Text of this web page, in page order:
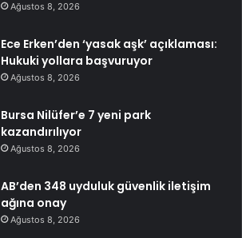
Ağustos 8, 2026
Ece Erken’den ‘yasak aşk’ açıklaması:
Hukuki yollara başvuruyor
Ağustos 8, 2026
Bursa Nilüfer’e 7 yeni park
kazandırılıyor
Ağustos 8, 2026
AB’den 348 uyduluk güvenlik iletişim
ağına onay
Ağustos 8, 2026